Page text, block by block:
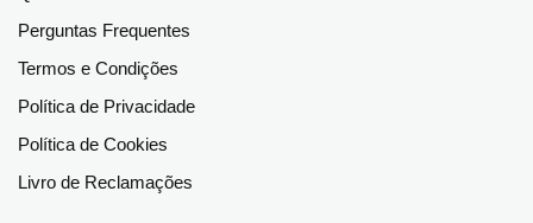
Perguntas Frequentes
Termos e Condições
Política de Privacidade
Política de Cookies
Livro de Reclamações